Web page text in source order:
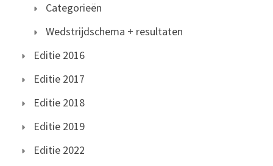
Categorieën
Wedstrijdschema + resultaten
Editie 2016
Editie 2017
Editie 2018
Editie 2019
Editie 2022